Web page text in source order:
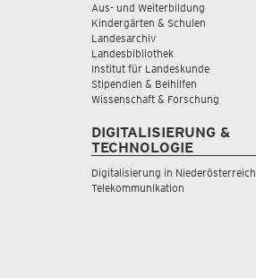
Aus- und Weiterbildung
Kindergärten & Schulen
Landesarchiv
Landesbibliothek
Institut für Landeskunde
Stipendien & Beihilfen
Wissenschaft & Forschung
DIGITALISIERUNG &
TECHNOLOGIE
Digitalisierung in Niederösterreich
Telekommunikation